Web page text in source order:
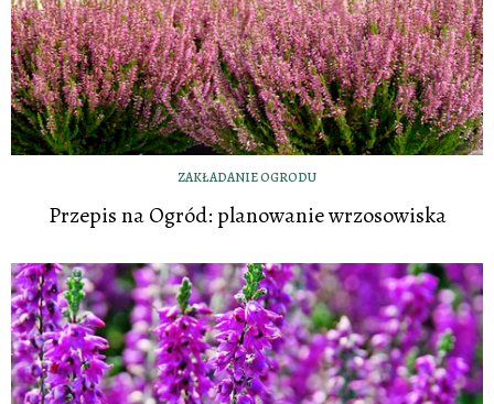
ZAKŁADANIE OGRODU
Przepis na Ogród: planowanie wrzosowiska